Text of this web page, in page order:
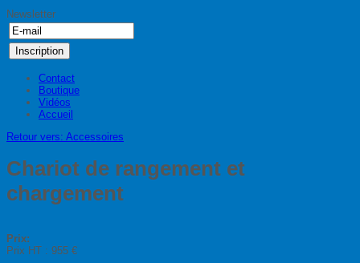
Newsletter
Contact
Boutique
Vidéos
Accueil
Retour vers: Accessoires
Chariot de rangement et
chargement
Prix:
Prix HT : 955 €